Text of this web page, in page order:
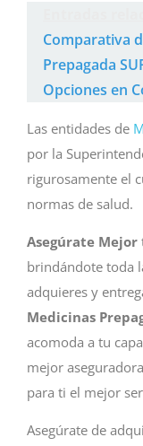
Comparativa
Prepagada
Opciones en
Las entidades de
por la
rigurosamente el
normas de salud.
Asegúrate Mejor
brindándote toda
adquieres y
Medicinas
acomoda a tu
mejor
para ti el mejor
Asegúrate de